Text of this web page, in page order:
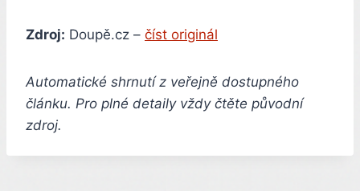
Zdroj: Doupě.cz – číst originál
Automatické shrnutí z veřejně dostupného
článku. Pro plné detaily vždy čtěte původní
zdroj.